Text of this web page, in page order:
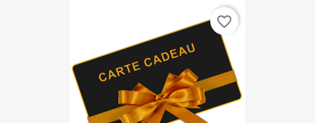
favorite_border